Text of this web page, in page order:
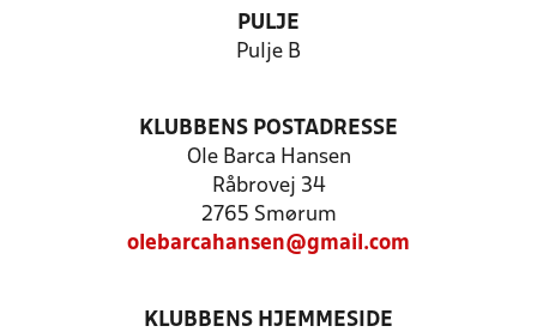
PULJE
Pulje B
KLUBBENS POSTADRESSE
Ole Barca Hansen
Råbrovej 34
2765 Smørum
olebarcahansen@gmail.com
KLUBBENS HJEMMESIDE